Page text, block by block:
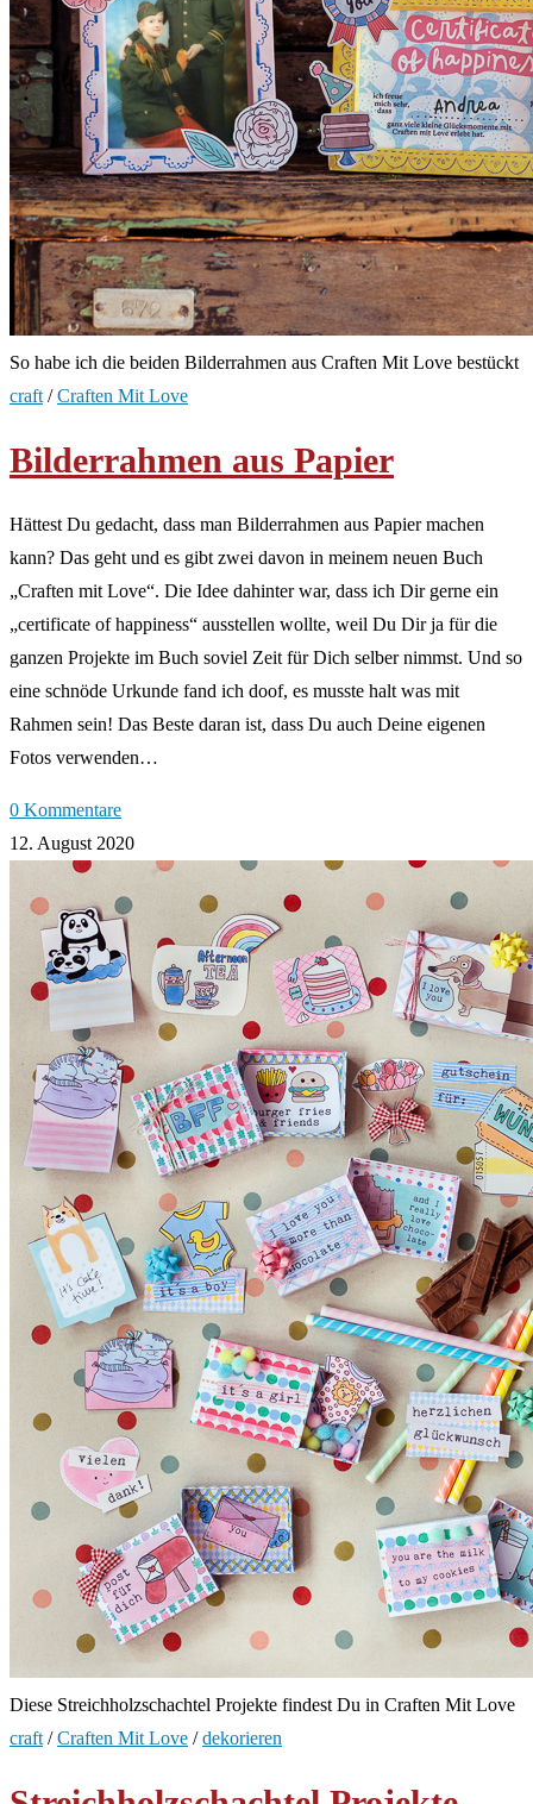
So habe ich die beiden Bilderrahmen aus Craften Mit Love bestückt
craft /Craften Mit Love
Bilderrahmen aus Papier
Hättest Du gedacht, dass man Bilderrahmen aus Papier machen
kann? Das geht und es gibt zwei davon in meinem neuen Buch
„Craften mit Love“. Die Idee dahinter war, dass ich Dir gerne ein
„certificate of happiness“ ausstellen wollte, weil Du Dir ja für die
ganzen Projekte im Buch soviel Zeit für Dich selber nimmst. Und so
eine schnöde Urkunde fand ich doof, es musste halt was mit
Rahmen sein! Das Beste daran ist, dass Du auch Deine eigenen
Fotos verwenden…
0 Kommentare
12. August 2020
Diese Streichholzschachtel Projekte findest Du in Craften Mit Love
craft /Craften Mit Love /dekorieren